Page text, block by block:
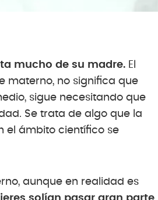
mucho de su madre. El
materno, no significa que
sigue necesitando que
Se trata de algo que la
el ámbito científico se
aunque en realidad es